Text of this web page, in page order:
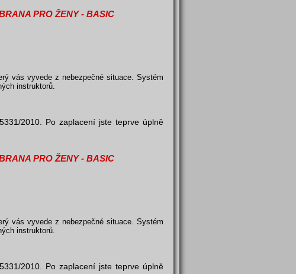
PRO ŽENY - BASIC
vás vyvede z nebezpečné situace. Systém
instruktorů.
2010. Po zaplacení jste teprve úplně
PRO ŽENY - BASIC
vás vyvede z nebezpečné situace. Systém
instruktorů.
2010. Po zaplacení jste teprve úplně